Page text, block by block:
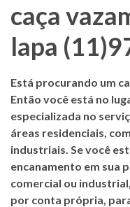
caça
lapa
Está procurando um
Então você está no
especializada no
áreas residenciais,
industriais. Se você
encanamento em sua
comercial ou
por conta própria,